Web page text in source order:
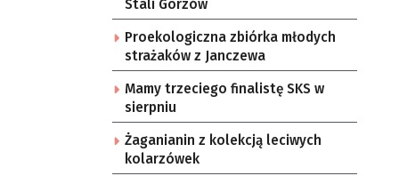
Stali Gorzów
Proekologiczna zbiórka młodych
strażaków z Janczewa
Mamy trzeciego finalistę SKS w
sierpniu
Żaganianin z kolekcją leciwych
kolarzówek